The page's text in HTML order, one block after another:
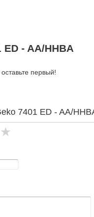
- AA/HHBA
первый!
7401 ED - AA/